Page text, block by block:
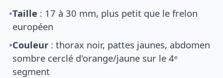
•Taille : 17 à 30 mm, plus petit que le frelon
européen
•Couleur : thorax noir, pattes jaunes, abdomen
sombre cerclé d'orange/jaune sur le 4ᵉ
segment